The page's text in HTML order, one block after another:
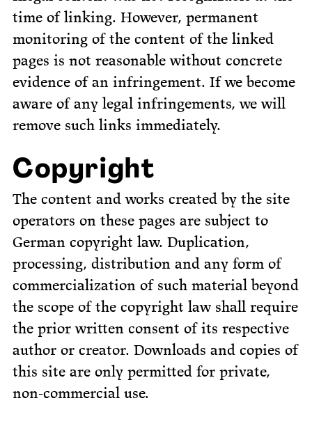
time of linking. However, permanent
monitoring of the content of the linked
pages is not reasonable without concrete
evidence of an infringement. If we become
aware of any legal infringements, we will
remove such links immediately.
Copyright
The content and works created by the site
operators on these pages are subject to
German copyright law. Duplication,
processing, distribution and any form of
commercialization of such material beyond
the scope of the copyright law shall require
the prior written consent of its respective
author or creator. Downloads and copies of
this site are only permitted for private,
non-commercial use.